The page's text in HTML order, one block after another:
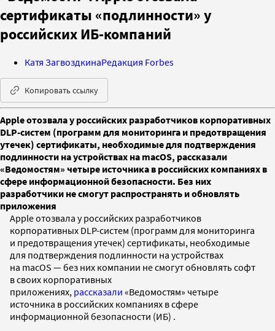
сертификаты «подлинности» у
российских ИБ-компаний
Катя ЗагвоздкинаРедакция Forbes
Копировать ссылку
Apple отозвала у российских разработчиков корпоративных
DLP-систем (программ для мониторинга и предотвращения
утечек) сертификаты, необходимые для подтверждения
подлинности на устройствах на macOS, рассказали
«Ведомостям» четыре источника в российских компаниях в
сфере информационной безопасности. Без них
разработчики не смогут распространять и обновлять
приложения
Apple отозвала у российских разработчиков
корпоративных DLP-систем (программ для мониторинга
и предотвращения утечек) сертификаты, необходимые
для подтверждения подлинности на устройствах
на macOS — без них компании не смогут обновлять софт
в своих корпоративных
приложениях, рассказали «Ведомостям» четыре
источника в российских компаниях в сфере
информационной безопасности (ИБ) .